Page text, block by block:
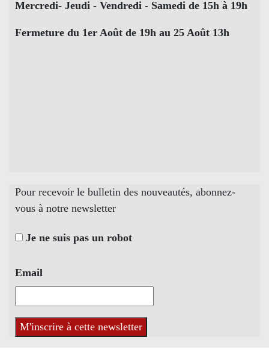
Mercredi- Jeudi - Vendredi - Samedi de 15h à 19h
Fermeture du 1er Août de 19h au 25 Août 13h
Pour recevoir le bulletin des nouveautés, abonnez-
vous à notre newsletter
Je ne suis pas un robot
Email